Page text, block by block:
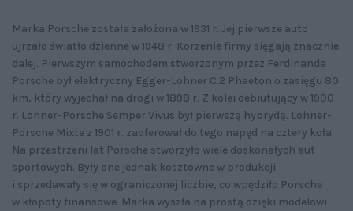
Marka Porsche została założona w 1931 r. Jej pierwsze auto
ujrzało światło dzienne w 1948 r. Korzenie firmy sięgają znacznie
dalej. Pierwszym samochodem stworzonym przez Ferdinanda
Porsche był elektryczny Egger-Lohner C.2 Phaeton o zasięgu 80
km, który wyjechał na drogi w 1898 r. Z kolei debiutujący w 1900
r. Lohner-Porsche Semper Vivus był pierwszą hybrydą. Lohner-
Porsche Mixte z 1901 r. zaoferował do tego napęd na cztery koła.
Na przestrzeni lat Porsche stworzyło wiele doskonałych aut
sportowych. Były one jednak kosztowne w produkcji
i sprzedawały się w ograniczonej liczbie, co wpędziło Porsche
w kłopoty finansowe. Marka wyszła na prostą dzięki modelowi